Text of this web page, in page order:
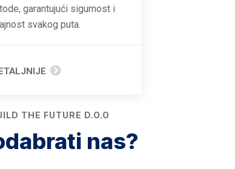
garantujući sigurnost i
svakog puta.
THE FUTURE D.O.O
nas?